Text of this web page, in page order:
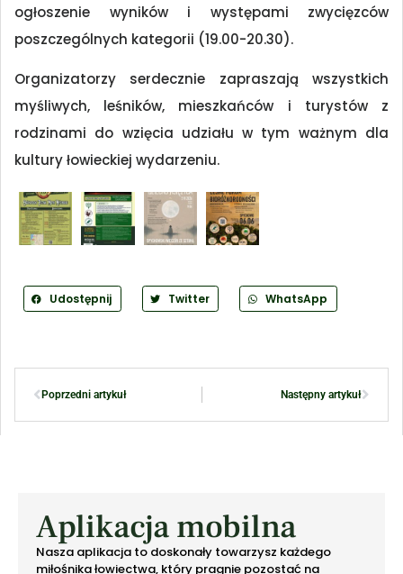
ogłoszenie wyników i występami zwycięzców
poszczególnych kategorii (19.00-20.30).
Organizatorzy serdecznie zapraszają wszystkich
myśliwych, leśników, mieszkańców i turystów z
rodzinami do wzięcia udziału w tym ważnym dla
kultury łowieckiej wydarzeniu.
Udostępnij Twitter WhatsApp
Poprzedni artykuł Następny artykuł
Aplikacja mobilna
Nasza aplikacja to doskonały towarzysz każdego
miłośnika łowiectwa, który pragnie pozostać na